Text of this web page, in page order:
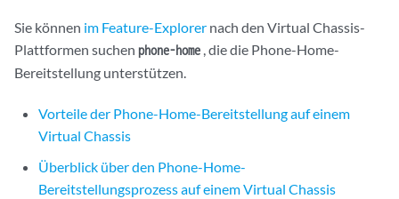
Sie können im Feature-Explorer nach den Virtual Chassis-
Plattformen suchen phone-home , die die Phone-Home-
Bereitstellung unterstützen.
Vorteile der Phone-Home-Bereitstellung auf einem
Virtual Chassis
Überblick über den Phone-Home-
Bereitstellungsprozess auf einem Virtual Chassis